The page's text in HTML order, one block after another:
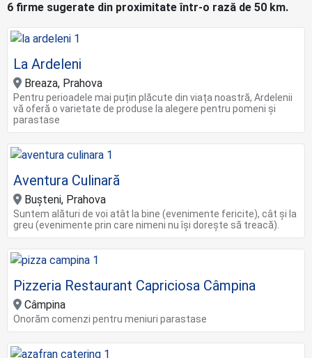
6 firme sugerate din proximitate într-o rază de 50 km.
La Ardeleni
Breaza, Prahova
Pentru perioadele mai puțin plăcute din viața noastră, Ardelenii
vă oferă o varietate de produse la alegere pentru pomeni și
parastase
Aventura Culinară
Bușteni, Prahova
Suntem alături de voi atât la bine (evenimente fericite), cât și la
greu (evenimente prin care nimeni nu își dorește să treacă).
Pizzeria Restaurant Capriciosa Câmpina
Câmpina
Onorăm comenzi pentru meniuri parastase